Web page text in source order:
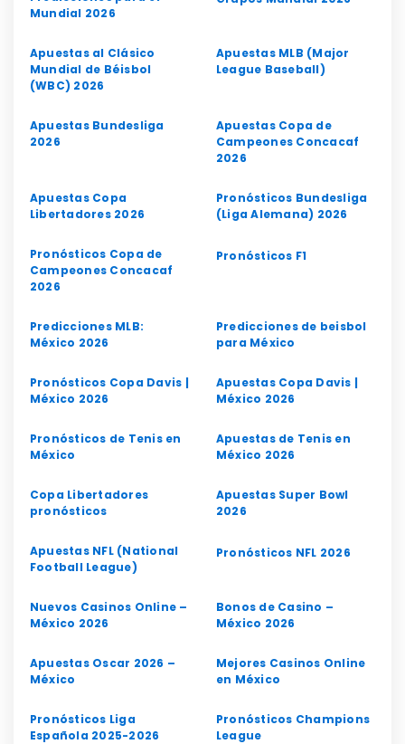
Mundial 2026
Apuestas al Clásico
Mundial de Béisbol
(WBC) 2026
Apuestas MLB (Major
League Baseball)
Apuestas Bundesliga
2026
Apuestas Copa de
Campeones Concacaf
2026
Apuestas Copa
Libertadores 2026
Pronósticos Bundesliga
(Liga Alemana) 2026
Pronósticos Copa de
Campeones Concacaf
2026
Pronósticos F1
Predicciones MLB:
México 2026
Predicciones de beisbol
para México
Pronósticos Copa Davis |
México 2026
Apuestas Copa Davis |
México 2026
Pronósticos de Tenis en
México
Apuestas de Tenis en
México 2026
Copa Libertadores
pronósticos
Apuestas Super Bowl
2026
Apuestas NFL (National
Football League)
Pronósticos NFL 2026
Nuevos Casinos Online –
México 2026
Bonos de Casino –
México 2026
Apuestas Oscar 2026 –
México
Mejores Casinos Online
en México
Pronósticos Liga
Española 2025-2026
Pronósticos Champions
League